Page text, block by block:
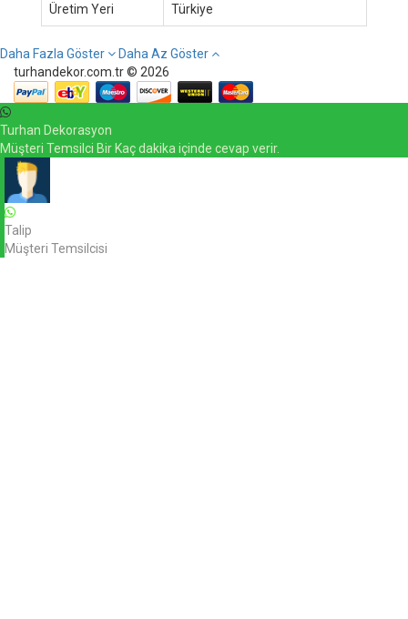
Üretim Yeri Türkiye
Daha Fazla Göster
Daha Az Göster
turhandekor.com.tr © 2026
Turhan Dekorasyon
Müşteri Temsilci Bir Kaç dakika içinde cevap verir.
Talip
Müşteri Temsilcisi